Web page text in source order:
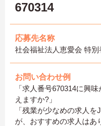
670314
応募先名称
社会福祉法人恵愛会 特
お問い合わせ例
「求人番号670314に興
えますか?」
「残業が少なめの求人
が、おすすめの求人はあ